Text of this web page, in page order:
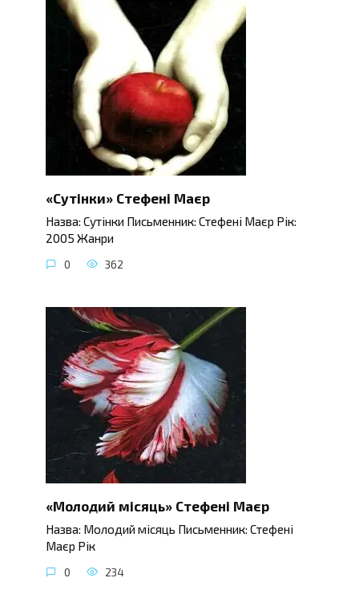
«Сутінки» Стефені Маєр
Назва: Сутінки Письменник: Стефені Маєр Рік:
2005 Жанри
0 362
«Молодий місяць» Стефені Маєр
Назва: Молодий місяць Письменник: Стефені
Маєр Рік
0 234